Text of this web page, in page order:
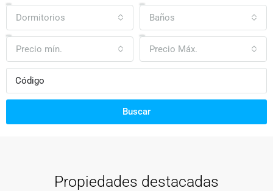
Dormitorios Baños
Precio mín. Precio Máx.
Buscar
Propiedades destacadas